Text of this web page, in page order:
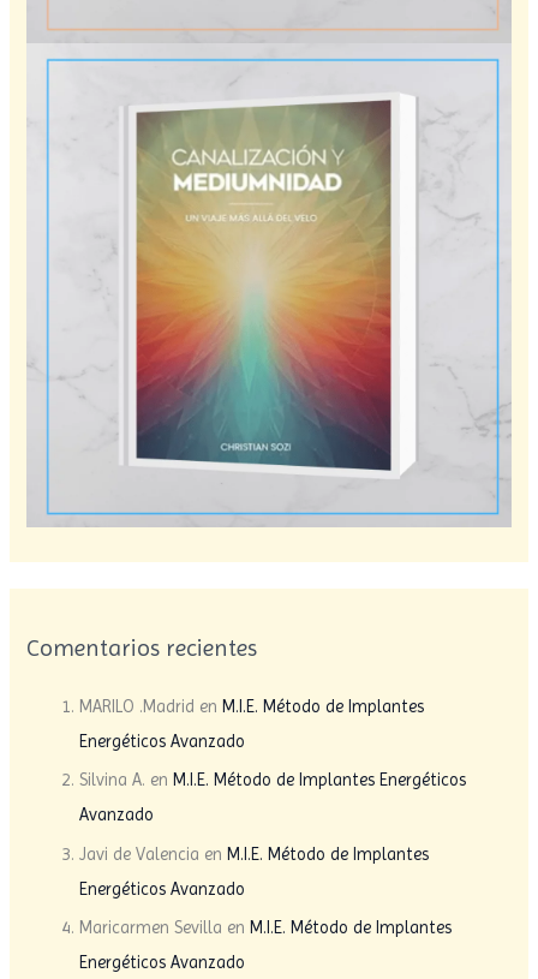
Comentarios recientes
MARILO .Madrid enM.I.E. Método de Implantes
Energéticos Avanzado
Silvina A. en M.I.E. Método de Implantes Energéticos
Avanzado
Javi de Valencia en M.I.E. Método de Implantes
Energéticos Avanzado
Maricarmen Sevilla en M.I.E. Método de Implantes
Energéticos Avanzado